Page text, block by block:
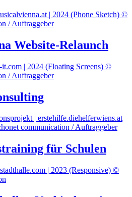
Website-Relaunch
für Schulen